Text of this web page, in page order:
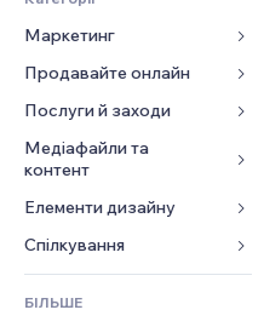
Маркетинг
Реклама
Мобільний
Аналітика
Соцмережі
SEO
Залучення
Розміщення сайту
Ел. пошта
Продавайте онлайн
Додатки для магазинів
Надсилання та доставка
Кнопки продажу
Онлайн‑курси
Друк на замовлення
Бухгалтерський облік
Купони й лояльність
Послуги й заходи
Готелі
Заходи
Ресторани
Нерухомість
Медіафайли та
контент
Галерея
Музика
Подкасти
Фотографія
Елементи дизайну
Карти й навігація
Конфіденційність і безпека
Годинник
Форми
БІЛЬШЕ